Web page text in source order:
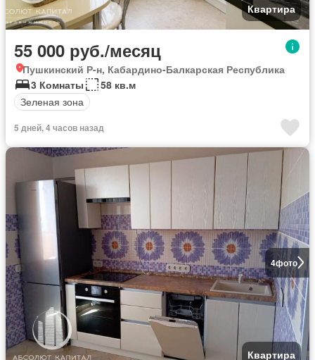
Квартира
55 000 руб./месяц
Пушкинский Р-н, Кабардино-Балкарская Республика
3 Комнаты
58 кв.м
Зеленая зона
5 дней, 4 часов назад
4фото
Квартира